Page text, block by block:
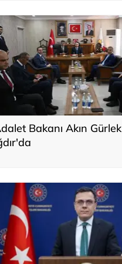
Bakanı Akın Gürlek